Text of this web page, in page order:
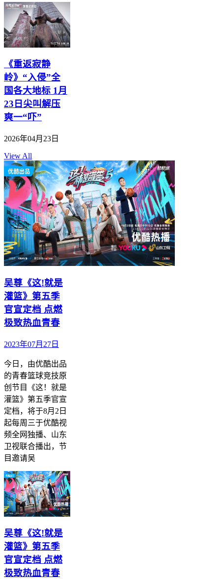
《重返寂静
岭》“入侵”全
国各大地标 1月
23日尖叫解压
爽一“吓”
2026年04月23日
View All
吴尊《这!就是
灌篮》第五季
官宣定档 点燃
极致热血青春
2023年07月27日
今日，由优酷出品
的青春篮球竞技原
创节目《这！就是
灌篮》第五季官宣
定档，将于8月2日
起每周三于优酷视
频全网独播、山东
卫视联合播出，节
目邀请吴
吴尊《这!就是
灌篮》第五季
官宣定档 点燃
极致热血青春